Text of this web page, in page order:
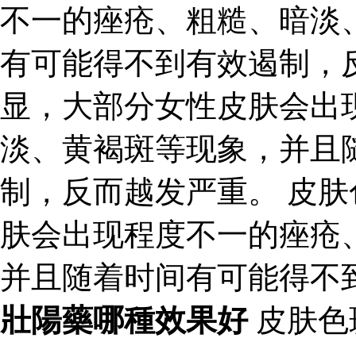
不一的痤疮、粗糙、暗淡
有可能得不到有效遏制，
显，大部分女性皮肤会
淡、黄褐斑等现象，并且
制，反而越发严重。 皮
肤会出现程度不一的痤
并且随着时间有可能得
壯陽藥哪種效果好皮肤色